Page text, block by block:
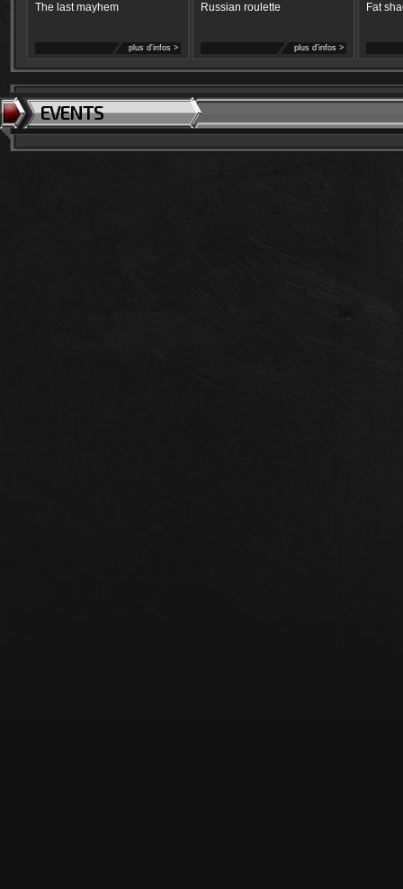
The last mayhem
plus d'infos >
Russian roulette
plus d'infos >
Fat
EVENTS